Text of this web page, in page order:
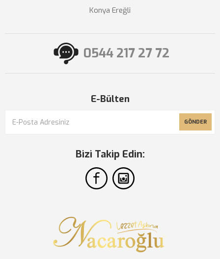
Konya Ereğli
0544 217 27 72
E-Bülten
GÖNDER
Bizi Takip Edin: